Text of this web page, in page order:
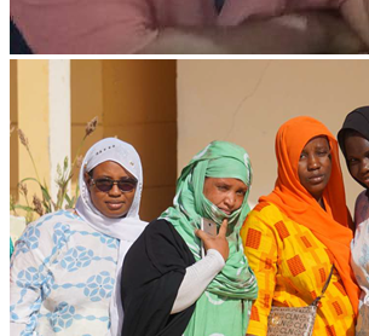
Ressources & Publications
Téléchargez nos dernières